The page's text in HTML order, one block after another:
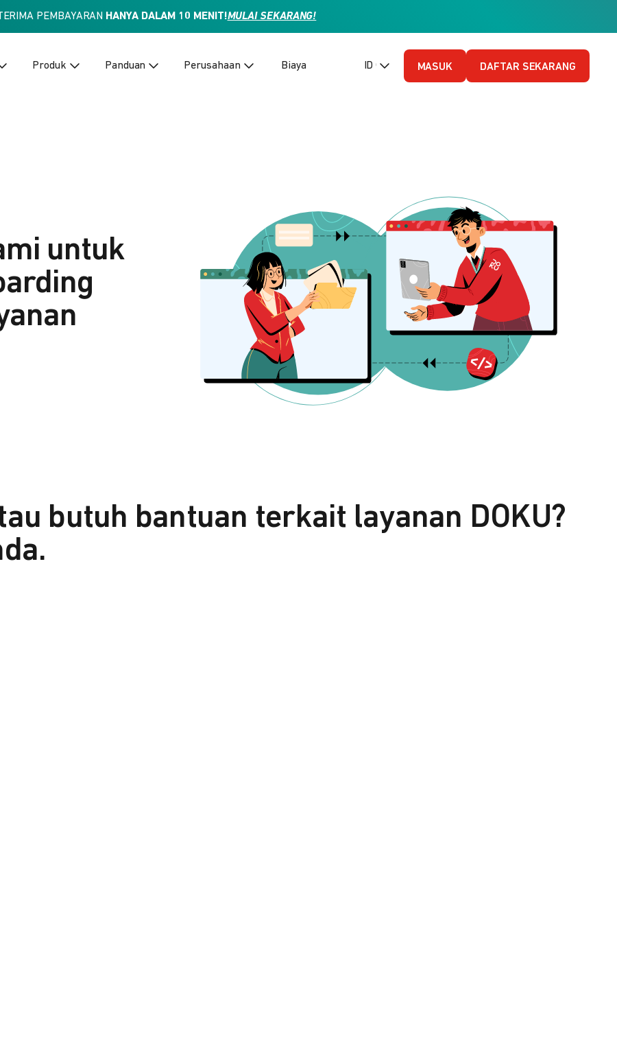
PEMBAYARAN HANYA DALAM 10 MENIT!MULAI SEKARANG!
Produk Panduan Perusahaan Biaya ID (Bahasa Indonesia)
MASUK DAFTAR SEKARANG
untuk
butuh bantuan terkait layanan DOKU?